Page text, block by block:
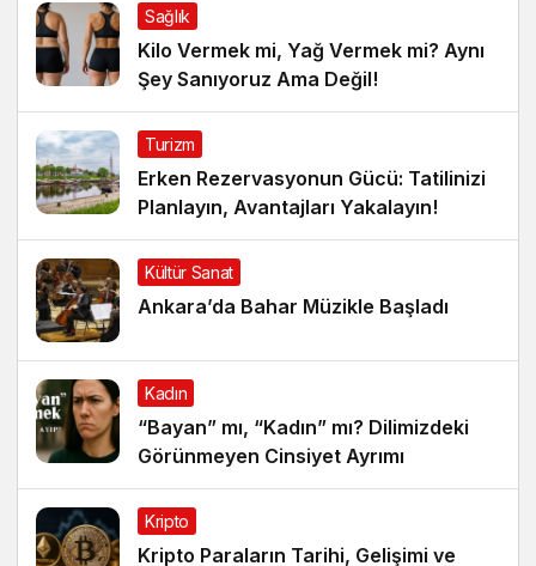
Sağlık
Kilo Vermek mi, Yağ Vermek mi? Aynı
Şey Sanıyoruz Ama Değil!
Turizm
Erken Rezervasyonun Gücü: Tatilinizi
Planlayın, Avantajları Yakalayın!
Kültür Sanat
Ankara’da Bahar Müzikle Başladı
Kadın
“Bayan” mı, “Kadın” mı? Dilimizdeki
Görünmeyen Cinsiyet Ayrımı
Kripto
Kripto Paraların Tarihi, Gelişimi ve